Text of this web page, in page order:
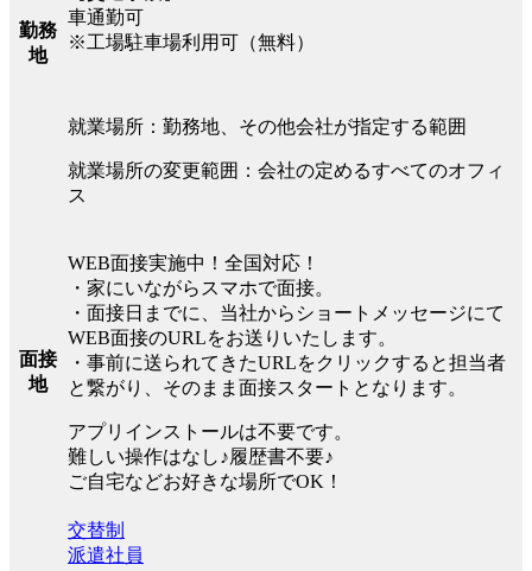
勤務
地
車通勤可
※工場駐車場利用可（無料）
就業場所：勤務地、その他会社が指定する範囲
就業場所の変更範囲：会社の定めるすべてのオフィ
ス
面接
地
WEB面接実施中！全国対応！
・家にいながらスマホで面接。
・面接日までに、当社からショートメッセージにて
WEB面接のURLをお送りいたします。
・事前に送られてきたURLをクリックすると担当者
と繋がり、そのまま面接スタートとなります。
アプリインストールは不要です。
難しい操作はなし♪履歴書不要♪
ご自宅などお好きな場所でOK！
交替制
派遣社員